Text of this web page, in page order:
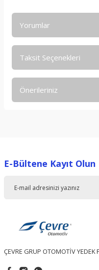
Yorumlar
Taksit Seçenekleri
Önerileriniz
Ürün resmi kalitesiz,
Bu ürüne benzer farklı
E-Bültene Kayıt Olun
ÇEVRE GRUP OTOMOTİV YEDEK